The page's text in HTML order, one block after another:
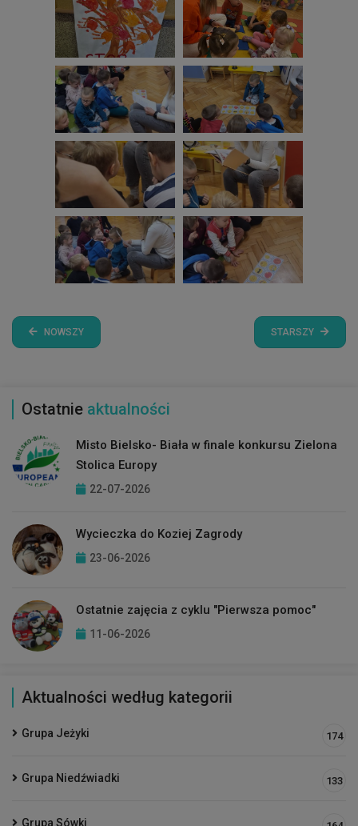
NOWSZY STARSZY
Ostatnie aktualności
Misto Bielsko- Biała w finale konkursu Zielona
Stolica Europy
22-07-2026
Wycieczka do Koziej Zagrody
23-06-2026
Ostatnie zajęcia z cyklu "Pierwsza pomoc"
11-06-2026
Aktualności według kategorii
Grupa Jeżyki 174
Grupa Niedźwiadki 133
Grupa Sówki